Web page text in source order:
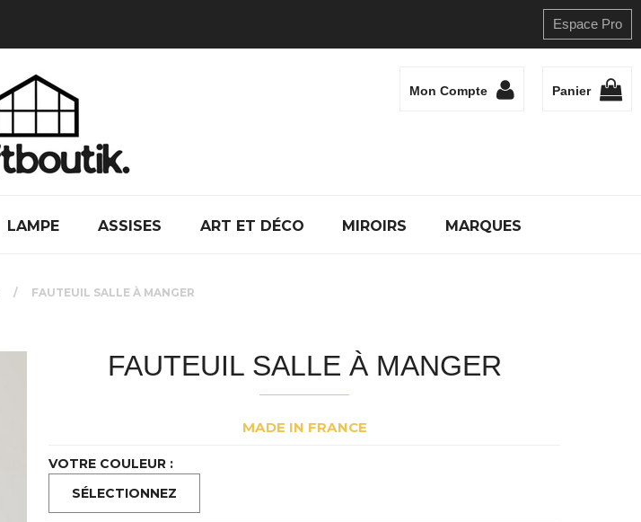
Espace Pro
Mon Compte Panier
LAMPE ASSISES ART ET DÉCO MIROIRS MARQUES
FAUTEUIL SALLE À MANGER
FAUTEUIL SALLE À MANGER
MADE IN FRANCE
VOTRE COULEUR :